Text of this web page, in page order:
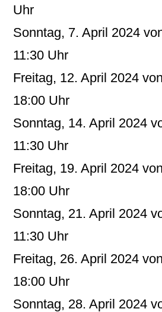
Uhr
Sonntag, 7. April 2024
11:30 Uhr
Freitag, 12. April 2024
18:00 Uhr
Sonntag, 14. April 2024
11:30 Uhr
Freitag, 19. April 2024
18:00 Uhr
Sonntag, 21. April 2024
11:30 Uhr
Freitag, 26. April 2024
18:00 Uhr
Sonntag, 28. April 2024